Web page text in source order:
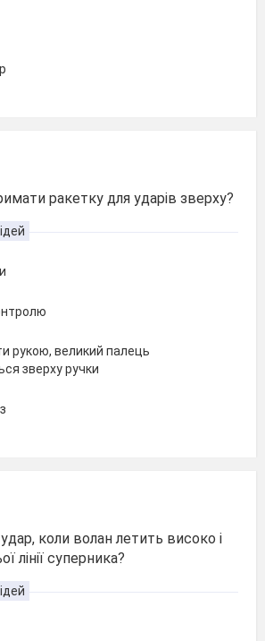
ракетку для ударів зверху?
рукою, великий палець
зверху ручки
коли волан летить високо і
лінії суперника?